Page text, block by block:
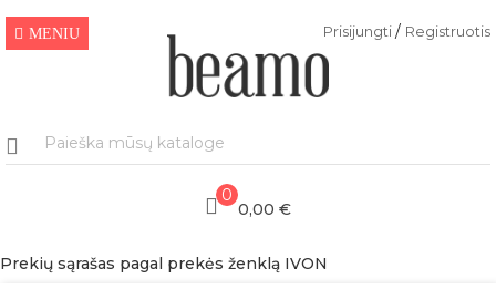
MENIU Prisijungti/ Registruotis
0
0,00 €
Prekių sąrašas pagal prekės ženklą IVON